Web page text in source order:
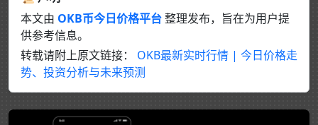
本文由 OKB币今日价格平台整理发布，旨在为用户提
供参考信息。
转载请附上原文链接： OKB最新实时行情 | 今日价格走
势、投资分析与未来预测